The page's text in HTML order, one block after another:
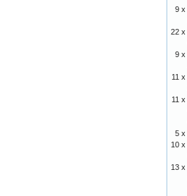
9 x
22 x
9 x
11 x
11 x
5 x
10 x
13 x